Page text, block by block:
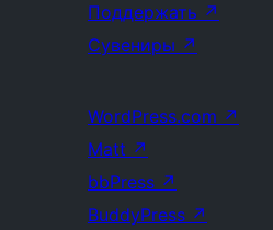
Поддержать ↗
Сувениры ↗
WordPress.com ↗
Matt ↗
bbPress ↗
BuddyPress ↗